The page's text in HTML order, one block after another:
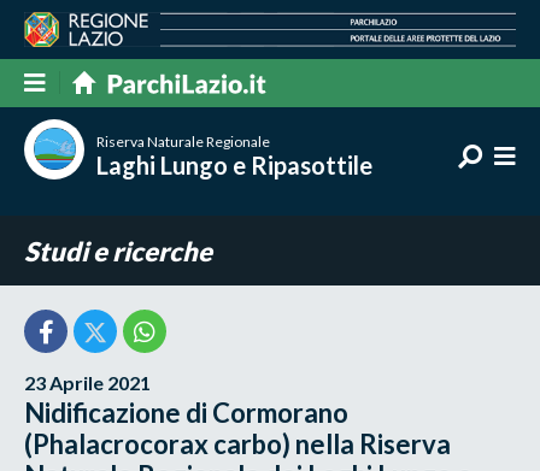
Riserva Naturale Regionale
Laghi Lungo e Ripasottile
Studi e ricerche
23 Aprile 2021
Nidificazione di Cormorano
(Phalacrocorax carbo) nella Riserva